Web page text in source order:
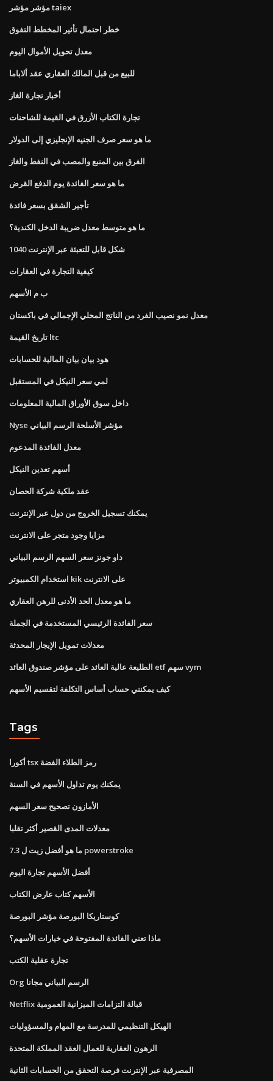
مؤشر مؤشر taiex
خطر احتمال تأثير المخطط التفوق
معدل تحويل الأموال اليوم
للبيع من قبل المالك العقاري عقد ألاباما
أخبار تجارة الغاز
تجارة الكتاب الأزرق في القيمة للشاحنات
ما هو سعر صرف الجنيه الإنجليزي إلى الدولار
الفرق بين المنبع والمصب في النفط والغاز
ما هو سعر الفائدة يوم الدفع القرض
تأجير الشقق بسعر فائدة
ما هو متوسط ​​معدل ضريبة الدخل الكندية؟
1040 شكل قابل للتعبئة عبر الإنترنت
كيفية التجارة في العقارات
ب م الأسهم
معدل نمو نصيب الفرد من الناتج المحلي الإجمالي في باكستان
تاريخ القيمة ltc
هود بيان بيان المالية للحسابات
لمي سعر النيكل في المستقبل
داخل سوق الأوراق المالية المعلومات
Nyse مؤشر الأسلحة الرسم البياني
معدل الفائدة المدعوم
أسهم تعدين النيكل
عقد ملكية شركة الحصان
يمكنك تسجيل الخروج من دول عبر الإنترنت
مزايا وجود متجر على الانترنت
داو جونز سعر السهم الرسم البياني
استخدام الكمبيوتر kik على الانترنت
ما هو معدل الحد الأدنى للرهن العقاري
سعر الفائدة الرئيسي المستخدمة في الجملة
معدلات تمويل الإيجار المحدثة
الطليعة عالية العائد على مؤشر صندوق العائد etf سهم vym
كيف يمكنني حساب أساس التكلفة لتقسيم الأسهم
Tags
أكورا tsx رمز الطلاء الفضة
يمكنك يوم تداول الأسهم في السنة
الأمازون تصحيح سعر السهم
معدلات المدى القصير أكثر تقلبا
ما هو أفضل زيت ل 7.3 powerstroke
أفضل الأسهم تجارة اليوم
الأسهم كتاب عارض الكتاب
كوستاريكا البورصة مؤشر البورصة
ماذا تعني الفائدة المفتوحة في خيارات الأسهم؟
تجارة عقلية الكتب
Org الرسم البياني مجانا
Netflix قبالة التزامات الميزانية العمومية
الهيكل التنظيمي للمدرسة مع المهام والمسؤوليات
الرهون العقارية للعمال العقد المملكة المتحدة
المصرفية عبر الإنترنت فرصة التحقق من الحسابات الثانية